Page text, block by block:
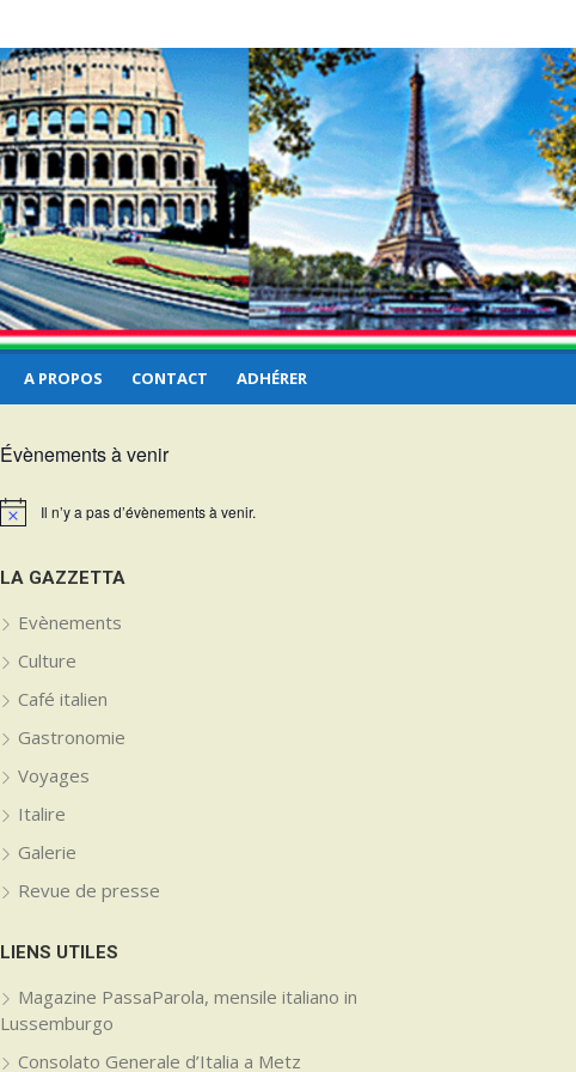
A PROPOS CONTACT ADHÉRER
Évènements à venir
Notice Il n’y a pas d’évènements à venir.
LA GAZZETTA
Evènements
Culture
Café italien
Gastronomie
Voyages
Italire
Galerie
Revue de presse
LIENS UTILES
Magazine PassaParola, mensile italiano in
Lussemburgo
Consolato Generale d’Italia a Metz